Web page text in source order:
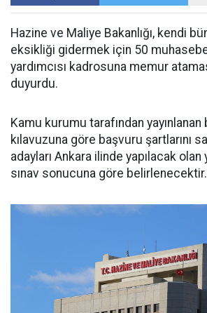
Hazine ve Maliye Bakanlığı, kendi
eksikliği gidermek için 50
yardımcısı kadrosuna memur
duyurdu.
Kamu kurumu tarafından yayınlanan
kılavuzuna göre başvuru şartlarını
adayları Ankara ilinde yapılacak olan
sınav sonucuna göre belirlenecektir.